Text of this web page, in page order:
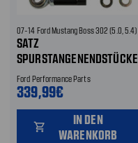
07-14 Ford Mustang Boss 302 (5.0, 5.4)
SATZ
SPURSTANGENENDSTÜCKE
VORNE
Ford Performance Parts
339,99€
shopping_cart
IN DEN
WARENKORB